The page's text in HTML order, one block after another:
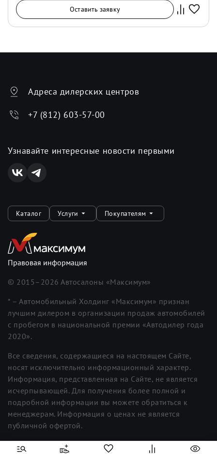
Оставить заявку
Адреса дилерских центров
+7 (812) 603-57-00
Узнавайте интересные новости первыми
Каталог Услуги Покупателям
Правовая информация
© 2015– 2026 Автосалоны «Максимум»
* – Автомобильный Холдинг «Максимум» признан
лучшим дилером в организации продаж автомобилей
с пробегом в национальной премии «Автодилер года
2020».
Все сведения, содержащиеся на настоящем Сайте,
носят исключительно информационный характер.
Информация, представленная на Сайте, не является
исчерпывающей. Для получения более полной и
подробной информации вы можете обратиться к
менеджерам. Информация о ценах не является
публичной офертой.